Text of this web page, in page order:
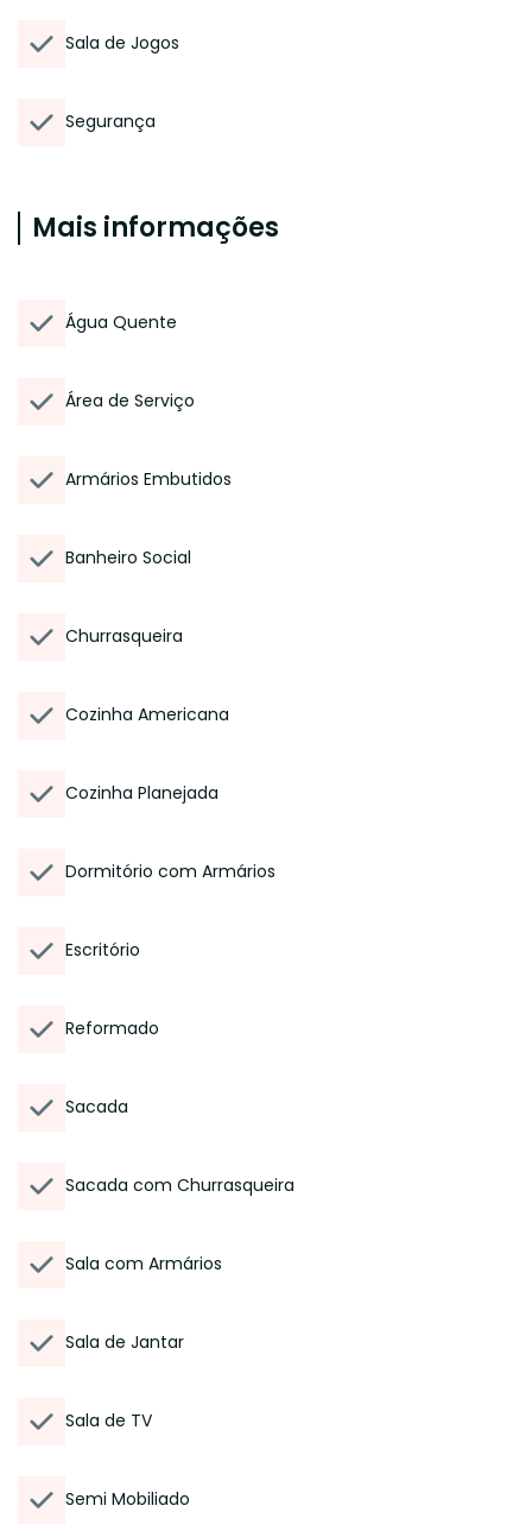
Sala de Jogos
Segurança
Mais informações
Água Quente
Área de Serviço
Armários Embutidos
Banheiro Social
Churrasqueira
Cozinha Americana
Cozinha Planejada
Dormitório com Armários
Escritório
Reformado
Sacada
Sacada com Churrasqueira
Sala com Armários
Sala de Jantar
Sala de TV
Semi Mobiliado